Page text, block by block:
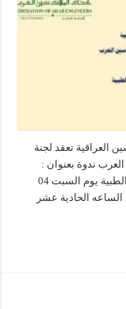
العراقية تعقد لجنة
ندوة بعنوان :
التطبيقات الحديثة في الهندسة الميكانيكية الحيوية الطبية يوم السبت 04
كانون ثاني / يناير 2025 افتراضياً عبر تطبيق ZOOM الساعه الحادية عشر